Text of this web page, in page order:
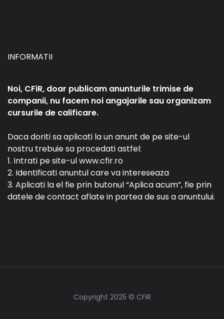
INFORMATII
Noi, CFiR, doar publicam anunturile trimise de
companii, nu facem noi angajarile sau organizam
cursurile de calificare.
Daca doriti sa aplicati la un anunt de pe site-ul
nostru trebuie sa procedati astfel:
1. Intrati pe site-ul www.cfir.ro
2. Identificati anuntul care va intereseaza
3. Aplicati la el fie prin butonul “Aplica acum”, fie prin
datele de contact aflate in partea de sus a anuntului.
Copyright 2025 © CFiR